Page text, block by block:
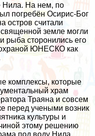
Нила. На нем, по
погребён Осирис-Бог
остров считали
земле могли
рыба сторонились его
охраной ЮНЕСКО как
комплексы, которые
храм
Траяна и совсем
перед учеными возник
культуры и
этому решению
под воду Нила.